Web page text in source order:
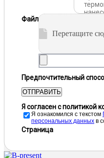
Файл
Перетащите
Предпочтительный
ОТПРАВИТЬ
Я согласен с политикой
Я ознакомился с текстом
персональных данных в
Страница